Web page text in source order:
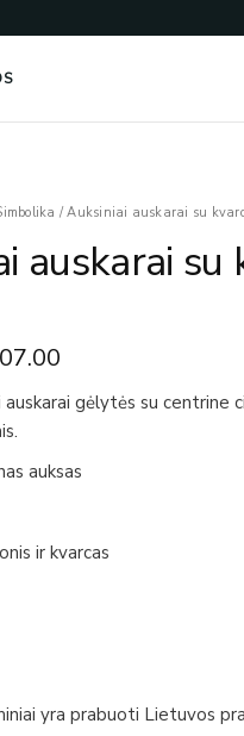
/Auksiniai auskarai su
auskarai su
Current
is:
auskarai gėlytės su centrine
auksas
ir kvarcas
yra prabuoti Lietuvos